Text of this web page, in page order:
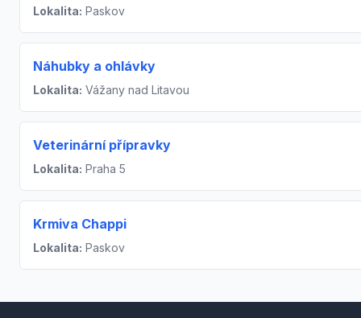
Lokalita: Paskov
Náhubky a ohlávky
Lokalita: Vážany nad Litavou
Veterinární přípravky
Lokalita: Praha 5
Krmiva Chappi
Lokalita: Paskov